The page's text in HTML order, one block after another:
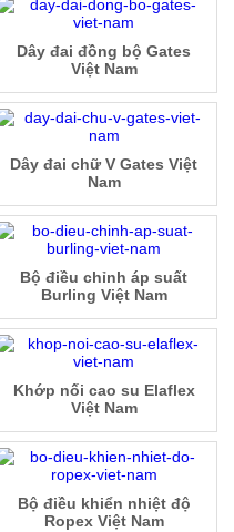
Dây đai đồng bộ Gates
Việt Nam
Dây đai chữ V Gates Việt
Nam
Bộ điều chỉnh áp suất
Burling Việt Nam
Khớp nối cao su Elaflex
Việt Nam
Bộ điều khiển nhiệt độ
Ropex Việt Nam